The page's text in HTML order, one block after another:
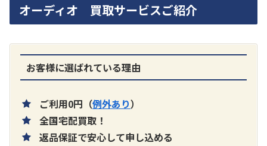
買取価格：お問合せください
SONY
オーディオ 買取サービスご紹介
お客様に選ばれている理由
ご利用0円（例外あり）
全国宅配買取！
返品保証で安心して申し込める